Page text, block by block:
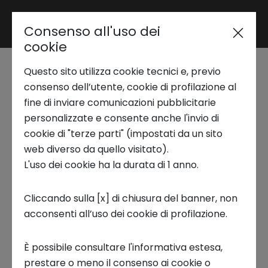
Area riservata
Trend Analysis
Applied Research
Startup Development
Business Transformation
Ecosystem enabling
Agriculture, Food & Beverage
- Wellness Foods
Le tematiche analizzate dal report si
ingredienti probiotici e prebiotici, enzimi
alimentari, proteine nelle diverse alternative
ed infine agli alimenti medicali. Gli elementi
probiotici sono microorganismi vivi che
Consenso all'uso dei
cookie
Questo sito utilizza cookie tecnici e, previo
consenso dell’utente, cookie di profilazione al
fine di inviare comunicazioni pubblicitarie
personalizzate e consente anche l'invio di
cookie di "terze parti" (impostati da un sito
web diverso da quello visitato).
L'uso dei cookie ha la durata di 1 anno.
Cliccando sulla [x] di chiusura del banner, non
acconsenti all’uso dei cookie di profilazione.
È possibile consultare l'informativa estesa,
prestare o meno il consenso ai cookie o